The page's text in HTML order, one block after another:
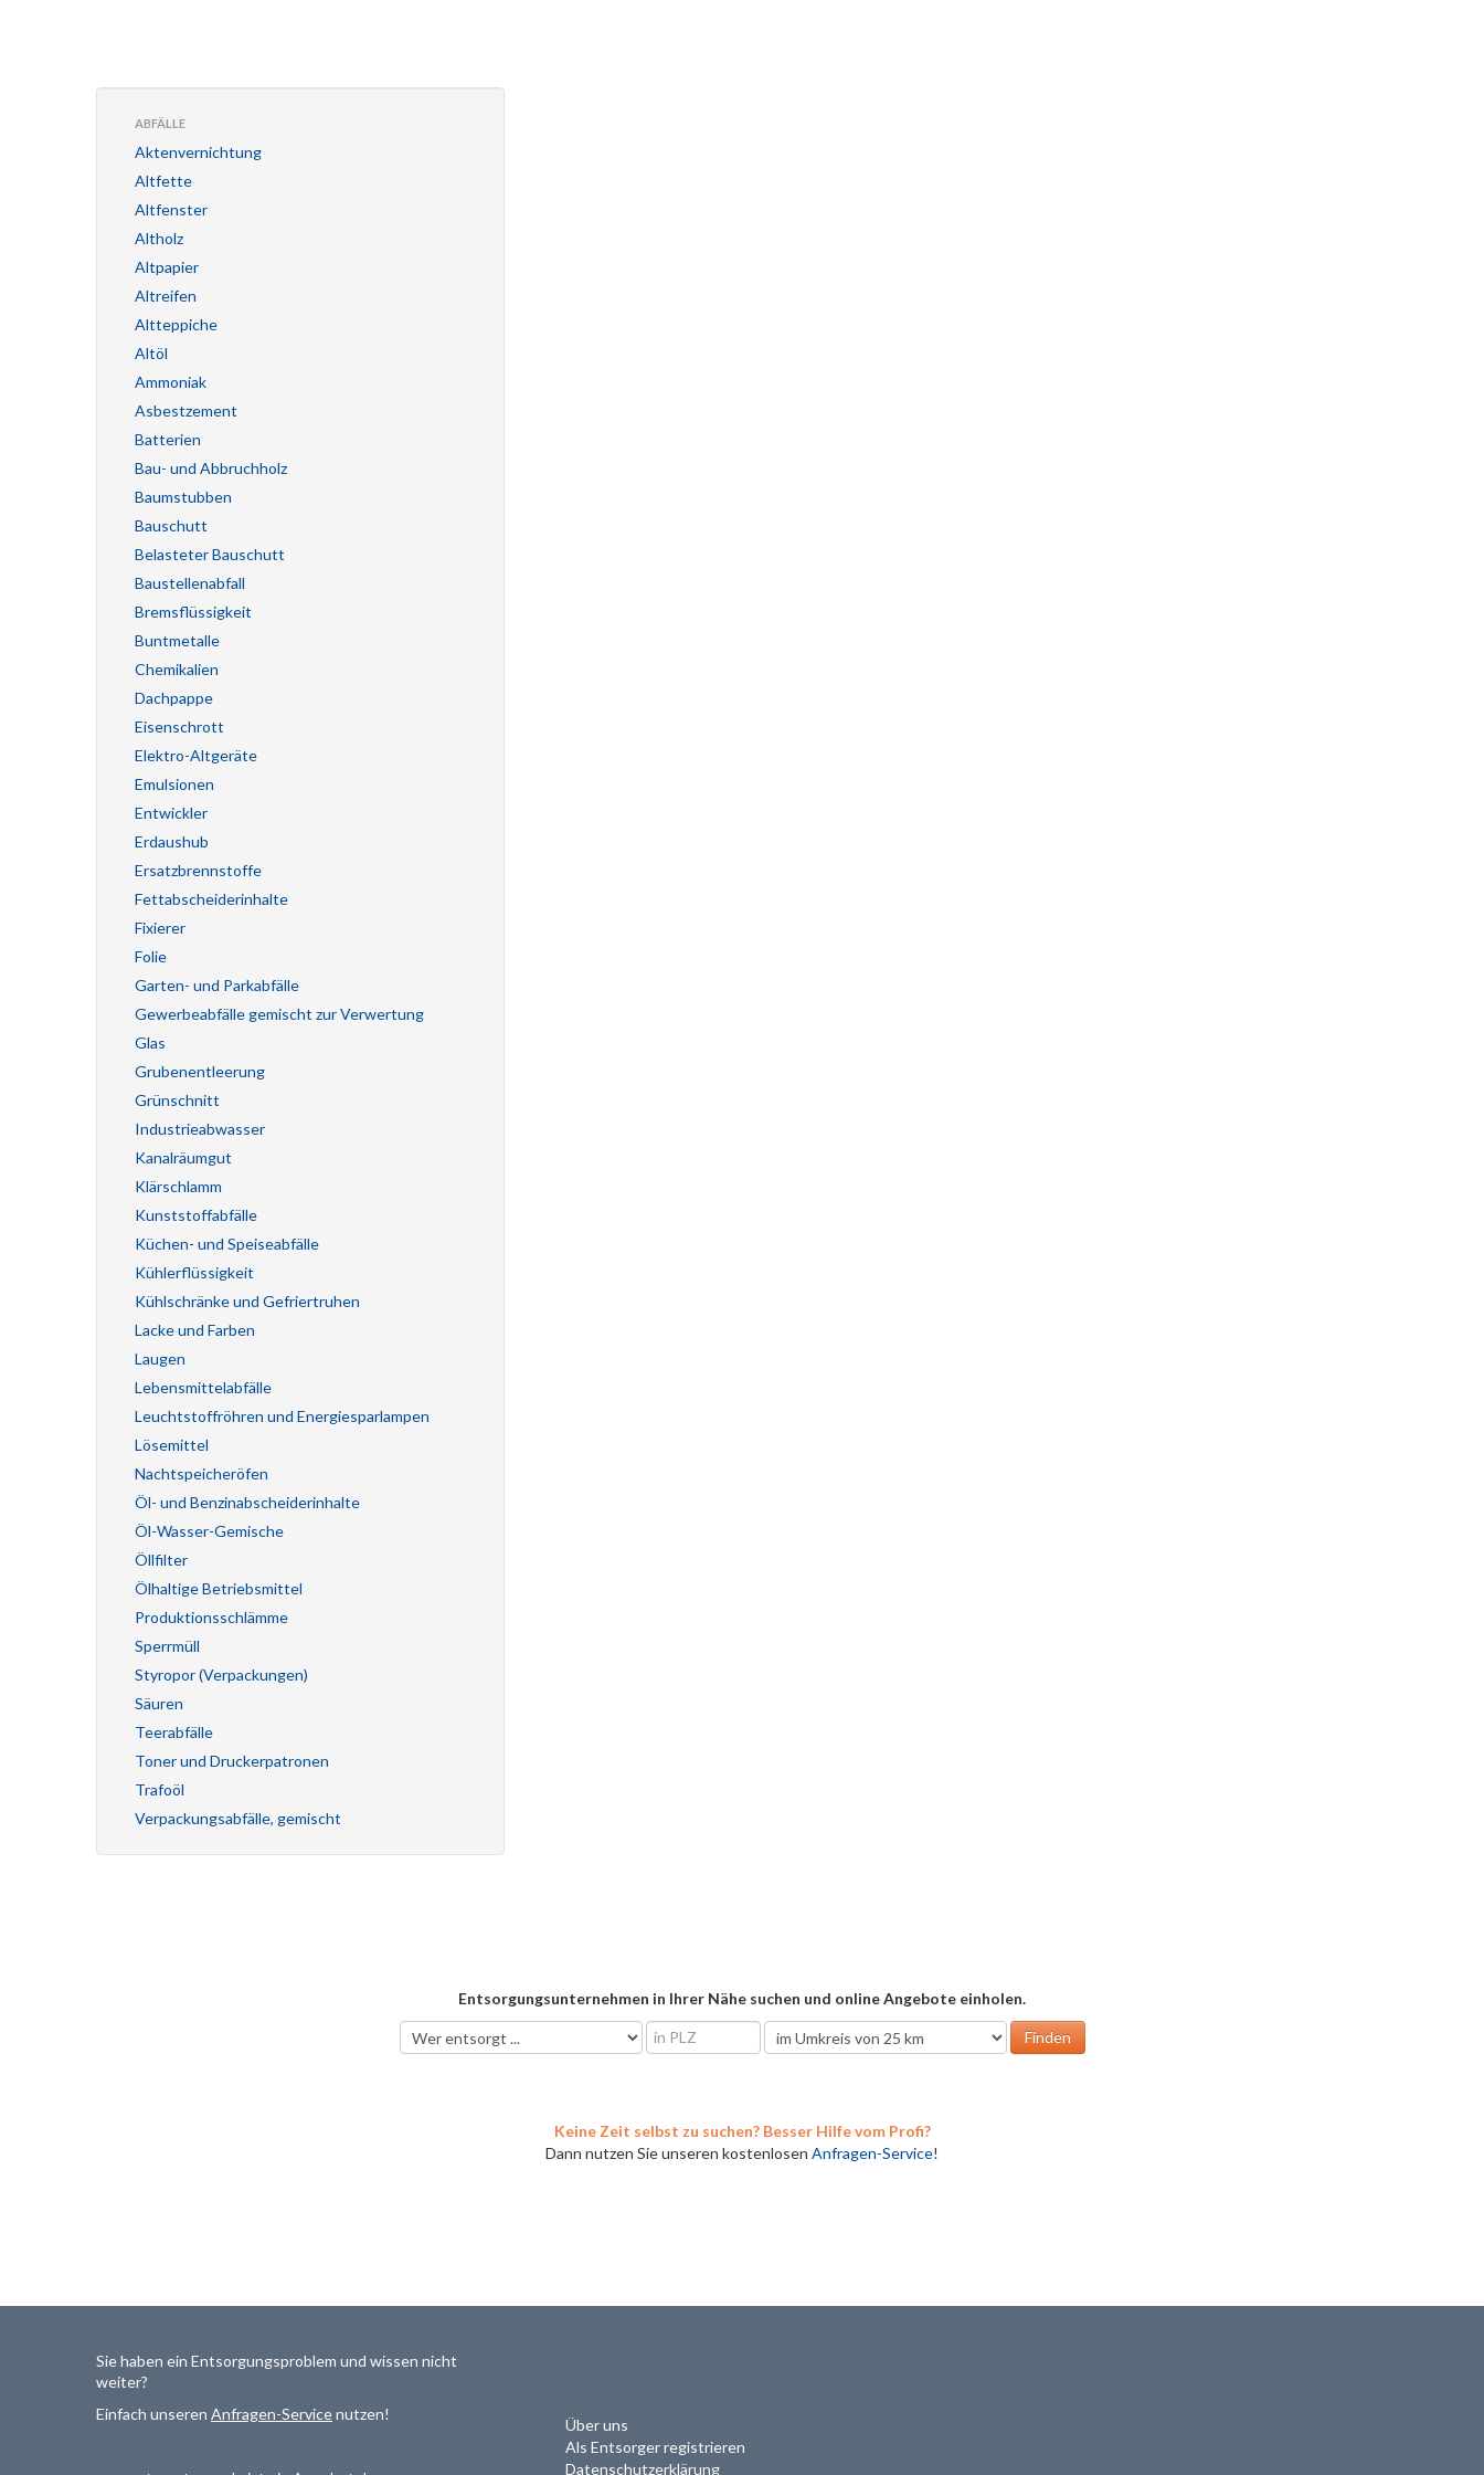
ABFÄLLE
Aktenvernichtung
Altfette
Altfenster
Altholz
Altpapier
Altreifen
Altteppiche
Altöl
Ammoniak
Asbestzement
Batterien
Bau- und Abbruchholz
Baumstubben
Bauschutt
Belasteter Bauschutt
Baustellenabfall
Bremsflüssigkeit
Buntmetalle
Chemikalien
Dachpappe
Eisenschrott
Elektro-Altgeräte
Emulsionen
Entwickler
Erdaushub
Ersatzbrennstoffe
Fettabscheiderinhalte
Fixierer
Folie
Garten- und Parkabfälle
Gewerbeabfälle gemischt zur Verwertung
Glas
Grubenentleerung
Grünschnitt
Industrieabwasser
Kanalräumgut
Klärschlamm
Kunststoffabfälle
Küchen- und Speiseabfälle
Kühlerflüssigkeit
Kühlschränke und Gefriertruhen
Lacke und Farben
Laugen
Lebensmittelabfälle
Leuchtstoffröhren und Energiesparlampen
Lösemittel
Nachtspeicheröfen
Öl- und Benzinabscheiderinhalte
Öl-Wasser-Gemische
Öllfilter
Ölhaltige Betriebsmittel
Produktionsschlämme
Sperrmüll
Styropor (Verpackungen)
Säuren
Teerabfälle
Toner und Druckerpatronen
Trafoöl
Verpackungsabfälle, gemischt
Entsorgungsunternehmen in Ihrer Nähe suchen und online Angebote einholen.
Keine Zeit selbst zu suchen? Besser Hilfe vom Profi?
Dann nutzen Sie unseren kostenlosen Anfragen-Service!
Sie haben ein Entsorgungsproblem und wissen nicht
weiter?
Einfach unseren Anfragen-Servicenutzen!
Über uns
Als Entsorger registrieren
Datenschutzerklärung